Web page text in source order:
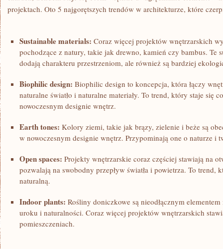
projektach.​ Oto 5 najgorętszych trendów w architekturze, które
Sustainable materials: Coraz więcej projektów wnętrzarskich
⁣pochodzące z natury, takie ‌jak drewno, kamień czy bambus. Te⁢
dodają charakteru przestrzeniom, ale również są bardziej
Biophilic design: Biophilic design to koncepcja, która łączy
naturalne światło i naturalne materiały. To trend, który staje się
nowoczesnym designie wnętrz.
Earth tones: Kolory ⁤ziemi, takie jak‍ brązy, zielenie i beże są
w nowoczesnym designie wnętrz. Przypominają one o naturze i⁢
Open spaces: Projekty wnętrzarskie coraz częściej stawiają na
pozwalają na swobodny przepływ światła i powietrza. To trend,
naturalną.
Indoor plants: Rośliny doniczkowe są nieodłącznym
uroku ‌i naturalności. Coraz więcej projektów wnętrzarskich
pomieszczeniach.